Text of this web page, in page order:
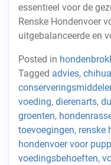
essentieel voor de
Renske Hondenvoer
uitgebalanceerde en
Posted in
Tagged advies,
voeding, dierenarts,
groenten,
toevoegingen, renske
hondenvoer voor
voedingsbehoeften,